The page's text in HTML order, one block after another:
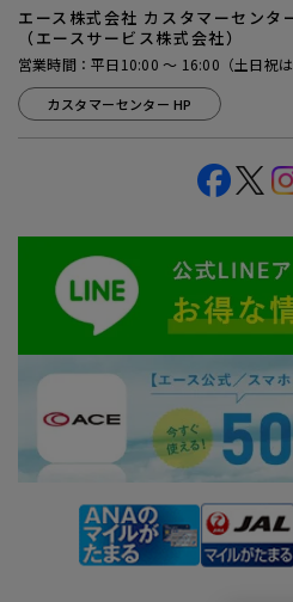
エース株式会社 カスタマーセンタ
（エースサービス株式会社）
営業時間：平日10:00 ～ 16:00（土日祝は
カスタマーセンター HP